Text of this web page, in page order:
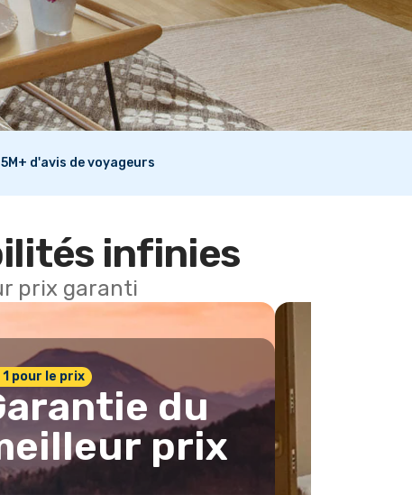
5M+ d'avis de voyageurs
infinies
prix garanti
1 pour le prix
du
prix